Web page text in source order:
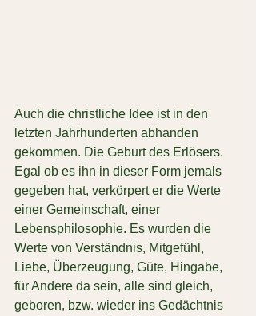
Auch die christliche Idee ist in den
letzten Jahrhunderten abhanden
gekommen. Die Geburt des Erlösers.
Egal ob es ihn in dieser Form jemals
gegeben hat, verkörpert er die Werte
einer Gemeinschaft, einer
Lebensphilosophie. Es wurden die
Werte von Verständnis, Mitgefühl,
Liebe, Überzeugung, Güte, Hingabe,
für Andere da sein, alle sind gleich,
geboren, bzw. wieder ins Gedächtnis